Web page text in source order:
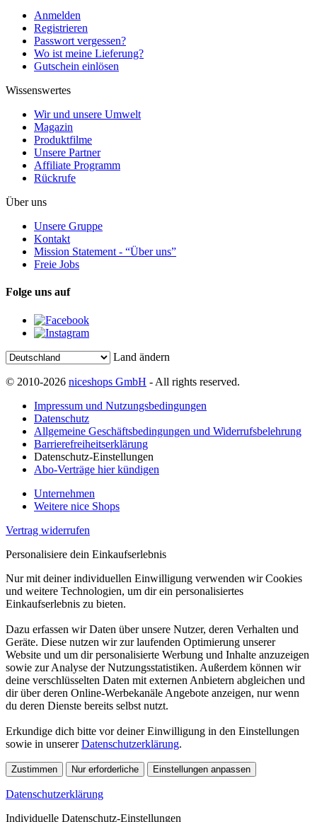
Anmelden
Registrieren
Passwort vergessen?
Wo ist meine Lieferung?
Gutschein einlösen
Wissenswertes
Wir und unsere Umwelt
Magazin
Produktfilme
Unsere Partner
Affiliate Programm
Rückrufe
Über uns
Unsere Gruppe
Kontakt
Mission Statement - “Über uns”
Freie Jobs
Folge uns auf
Land ändern
© 2010-2026 niceshops GmbH - All rights reserved.
Impressum und Nutzungsbedingungen
Datenschutz
Allgemeine Geschäftsbedingungen und Widerrufsbelehrung
Barrierefreiheitserklärung
Datenschutz-Einstellungen
Abo-Verträge hier kündigen
Unternehmen
Weitere nice Shops
Vertrag widerrufen
Personalisiere dein Einkaufserlebnis
Nur mit deiner individuellen Einwilligung verwenden wir Cookies
und weitere Technologien, um dir ein personalisiertes
Einkaufserlebnis zu bieten.
Dazu erfassen wir Daten über unsere Nutzer, deren Verhalten und
Geräte. Diese nutzen wir zur laufenden Optimierung unserer
Website und um dir personalisierte Werbung und Inhalte anzuzeigen
sowie zur Analyse der Nutzungsstatistiken. Außerdem können wir
deine verschlüsselten Daten mit externen Anbietern abgleichen und
dir über deren Online-Werbekanäle Angebote anzeigen, nur wenn
du deren Dienste bereits selbst nutzt.
Erkundige dich bitte vor deiner Einwilligung in den Einstellungen
sowie in unsererDatenschutzerklärung.
Zustimmen Nur erforderliche Einstellungen anpassen
Datenschutzerklärung
Individuelle Datenschutz-Einstellungen